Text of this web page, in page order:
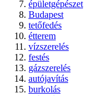
épületgépészet
Budapest
tetőfedés
étterem
vízszerelés
festés
gázszerelés
autójavítás
burkolás